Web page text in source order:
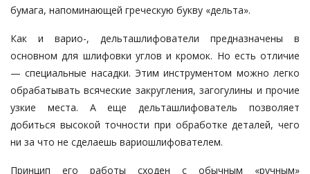
бумага, напоминающей греческую букву «дельта».
Как и варио-, дельташлифователи предназначены в
основном для шлифовки углов и кромок. Но есть отличие
— специальные насадки. Этим инструментом можно легко
обрабатывать всяческие закругления, загогулины и прочие
узкие места. А еще дельташлифователь позволяет
добиться высокой точности при обработке деталей, чего
ни за что не сделаешь вариошлифователем.
Принцип его работы сходен с обычным «ручным»